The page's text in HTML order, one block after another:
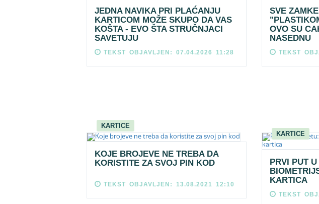
JEDNA NAVIKA PRI PLAĆANJU
KARTICOM MOŽE SKUPO DA VAS
KOŠTA - EVO ŠTA STRUČNJACI
SAVETUJU
TEKST OBJAVLJEN: 07.04.2026 11:28
SVE
OVO SU
NASEDNU
TEKST
KARTICE
KOJE BROJEVE NE TREBA DA
KORISTITE ZA SVOJ PIN KOD
TEKST OBJAVLJEN: 13.08.2021 12:10
KARTICE
PRVI PUT
KARTICA
TEKST